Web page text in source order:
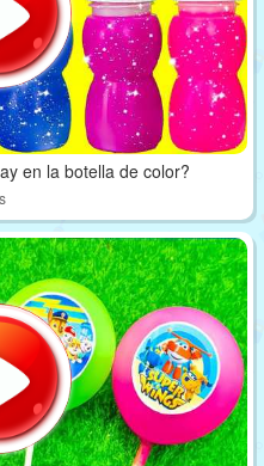
en la botella de color?